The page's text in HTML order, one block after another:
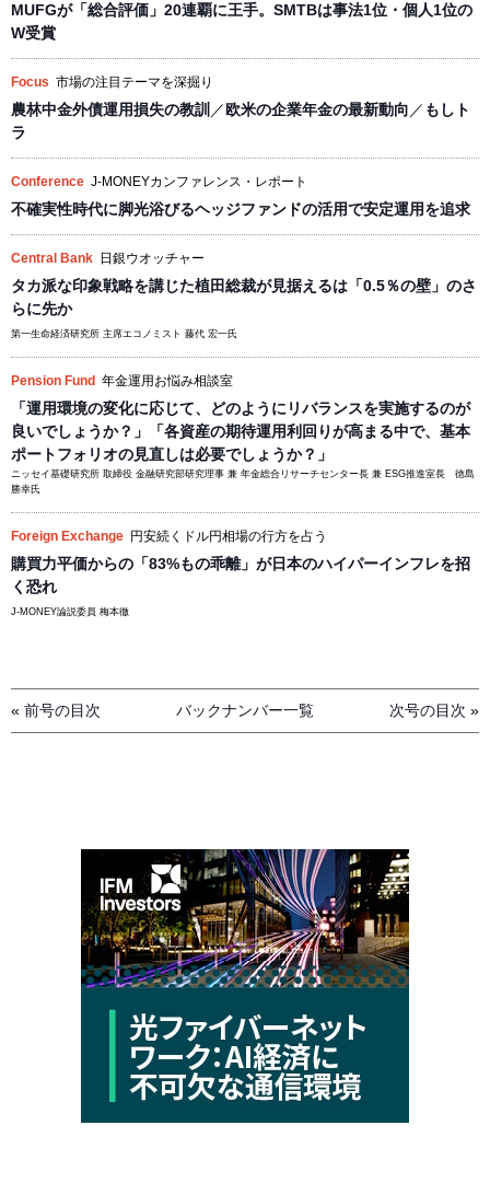
MUFGが「総合評価」20連覇に王手。SMTBは事法1位・個人1位の
W受賞
Focus 市場の注目テーマを深掘り
農林中金外債運用損失の教訓 ／欧米の企業年金の最新動向 ／ もしト
ラ
Conference J-MONEYカンファレンス・レポート
不確実性時代に脚光浴びるヘッジファンドの活用で安定運用を追求
Central Bank 日銀ウオッチャー
タカ派な印象戦略を講じた植田総裁が見据えるは「0.5％の壁」のさ
らに先か
第一生命経済研究所 主席エコノミスト 藤代 宏一氏
Pension Fund 年金運用お悩み相談室
「運用環境の変化に応じて、どのようにリバランスを実施するのが
良いでしょうか？」「各資産の期待運用利回りが高まる中で、基本
ポートフォリオの見直しは必要でしょうか？」
ニッセイ基礎研究所 取締役 金融研究部研究理事 兼 年金総合リサーチセンター長 兼 ESG推進室長 徳島
勝幸氏
Foreign Exchange 円安続くドル円相場の行方を占う
購買力平価からの「83%もの乖離」が日本のハイパーインフレを招
く恐れ
J-MONEY論説委員 梅本徹
« 前号の目次 バックナンバー一覧 次号の目次 »